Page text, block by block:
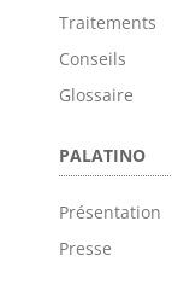
Traitements
Conseils
Glossaire
PALATINO
Présentation
Presse